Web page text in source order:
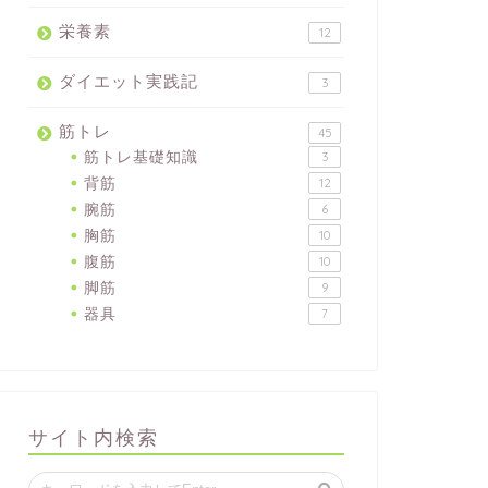
栄養素 12
ダイエット実践記 3
筋トレ 45
筋トレ基礎知識 3
背筋 12
腕筋 6
胸筋 10
腹筋 10
脚筋 9
器具 7
サイト内検索